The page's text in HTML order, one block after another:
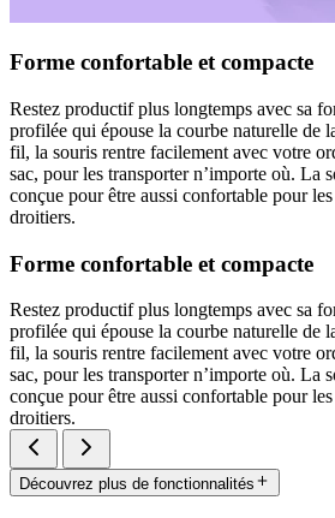
Forme confortable et compacte
Restez productif plus longtemps avec sa
profilée qui épouse la courbe naturelle de
fil, la souris rentre facilement avec votre
sac, pour les transporter n’importe où. La
conçue pour être aussi confortable pour
droitiers.
Forme confortable et compacte
Restez productif plus longtemps avec sa
profilée qui épouse la courbe naturelle de
fil, la souris rentre facilement avec votre
sac, pour les transporter n’importe où. La
conçue pour être aussi confortable pour
droitiers.
Découvrez plus de fonctionnalités